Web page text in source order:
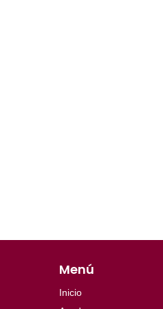
Menú
Inicio